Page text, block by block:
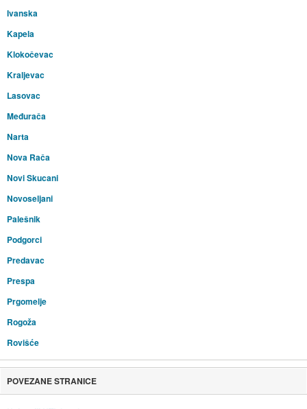
Ivanska
Kapela
Klokočevac
Kraljevac
Lasovac
Međurača
Narta
Nova Rača
Novi Skucani
Novoseljani
Palešnik
Podgorci
Predavac
Prespa
Prgomelje
Rogoža
Rovišće
POVEZANE STRANICE